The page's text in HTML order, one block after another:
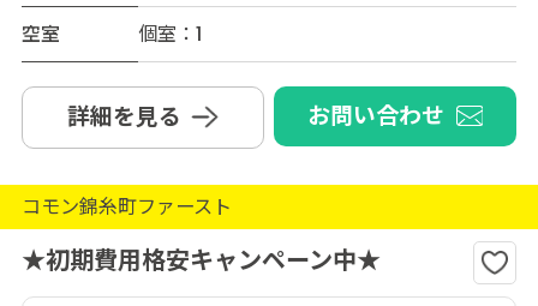
空室
個室：1
詳細を見る お問い合わせ
コモン錦糸町ファースト
★初期費用格安キャンペーン中★